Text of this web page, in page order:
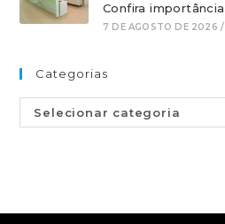
Confira importância
7 DE AGOSTO DE 2026 /
Categorias
Selecionar categoria